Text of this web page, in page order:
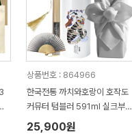
상품번호 : 864966
한국전통 까치와호랑이 호작도
커뮤터 텀블러 591ml 실크부채
기프팅 (보자기 포장)
25,900원